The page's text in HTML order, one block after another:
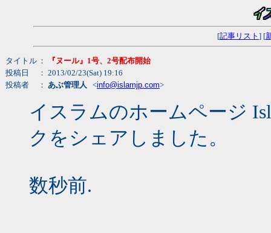
[記事リスト ] [
タイトル ：
『ヌール』1号、2号配布開始
投稿日
： 2013/02/23(Sat) 19:16
投稿者
： あぶ管理人 <info@islamjp.com>
イスラムのホームページ
クをシェアしました。
数秒前.